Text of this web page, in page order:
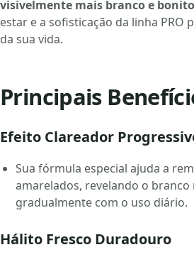
visivelmente mais branco e bonito
estar e a sofisticação da linha PRO
da sua vida.
Principais
Efeito Clareador
Sua fórmula especial ajuda a
amarelados, revelando o
gradualmente com o uso diário.
Hálito Fresco Duradouro